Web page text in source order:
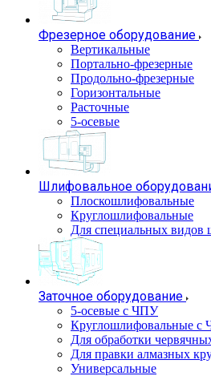
Фрезерное оборудование
Вертикальные
Портально-фрезерные
Продольно-фрезерные
Горизонтальные
Расточные
5-осевые
Шлифовальное
Плоскошлифовальные
Круглошлифовальные
Для специальных видов
Заточное оборудование
5-осевые с ЧПУ
Круглошлифовальные с
Для обработки
Для правки алмазных
Универсальные